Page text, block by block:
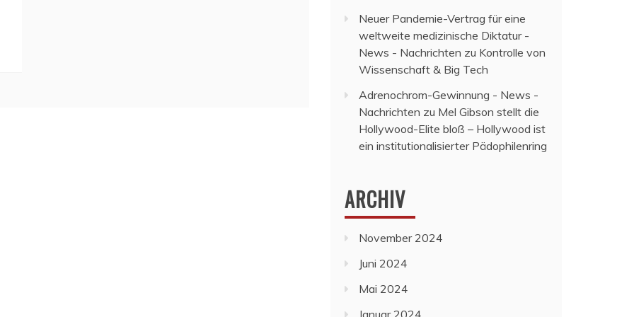
Neuer Pandemie-Vertrag für eine
weltweite medizinische Diktatur -
News - Nachrichten zu Kontrolle von
Wissenschaft & Big Tech
Adrenochrom-Gewinnung - News -
Nachrichten zu Mel Gibson stellt die
Hollywood-Elite bloß – Hollywood ist
ein institutionalisierter Pädophilenring
ARCHIV
November 2024
Juni 2024
Mai 2024
Januar 2024